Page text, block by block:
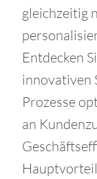
gleichzeitig
Entdecken
innovativen
Prozesse
an